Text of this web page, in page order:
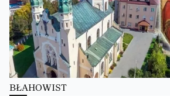
BŁAHOWIST